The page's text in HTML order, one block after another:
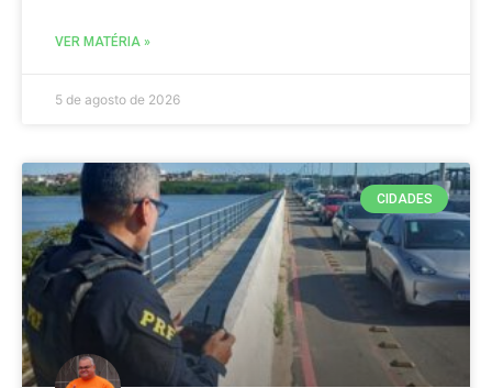
VER MATÉRIA »
5 de agosto de 2026
CIDADES